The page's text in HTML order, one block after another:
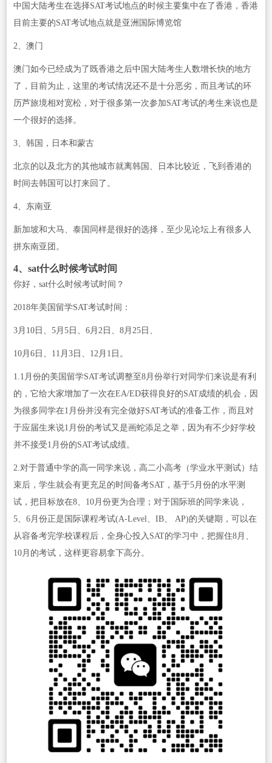
中国大陆考生在选择SAT考试地点的时候主要集中在了香港，香港
目前主要的SAT考试地点就是亚洲国际博览馆
2、澳门
澳门如今已经成为了既香港之后中国大陆考生人数增长快的地方
了，目前为止，这里的考试情况还不是十分恶劣，而且考试的环
历芦旅境相对宽松，对于很多第一次参加SAT考试的考生来说也是
一个很好的选择。
3、韩国，日本和蒙古
北京的以及北方的其他城市就离韩国、日本比较近，飞到香港的
时间去韩国可以打来回了。
4、东南亚
新加坡和大马、泰国同样是很好的选择，至少见论坛上有很多人
拼东南亚团。
4、sat什么时候考试时间
你好，sat什么时候考试时间？
2018年美国留学SAT考试时间：
3月10日、5月5日、6月2日、8月25日、
10月6日、11月3日、12月1日。
1.1月份的美国留学SAT考试调整至8月份举行对同学们来说是有利
的，它给大家增加了一次在EA/ED获得良好的SAT成绩的机会，因
为很多同学在1月份并没有完全做好SAT考试的准备工作，而且对
于应届生来说1月份的考试又是画蛇添足之举，因为有不少好学校
并不接受1月份的SAT考试成绩。
2.对于普通中学的高一同学来说，高二小高考（学业水平测试）结
束后，学生就会有更充足的时间备考SAT，基于5月份的水平测
试，把目标放在8、10月份更为合理；对于国际班的同学来说，
5、6月份正是国际课程考试(A-Level、IB、 AP)的关键期，可以在
从容备考完学校课程后，全身心投入SAT的学习中，把握住8月、
10月的考试，这样更容易拿下高分。